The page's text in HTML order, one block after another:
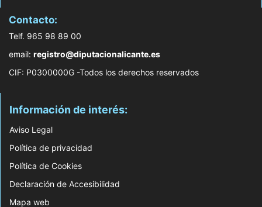
Contacto:
Telf. 965 98 89 00
email: registro@diputacionalicante.es
CIF: P0300000G -Todos los derechos reservados
Información de interés:
Aviso Legal
Política de privacidad
Política de Cookies
Declaración de Accesibilidad
Mapa web